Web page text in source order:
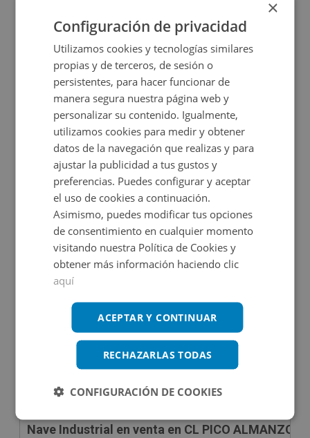
Nave Industrial en venta en CL ROSELLO DEL, -
Impuestos no incluidos
750.000€
4.768m2 7Hab.
CONDICIONES ESPECIALES
Nave Industrial en venta en CL PICO ALMANZOR,
×
Configuración de privacidad
Utilizamos cookies y tecnologías similares
propias y de terceros, de sesión o
persistentes, para hacer funcionar de
manera segura nuestra página web y
personalizar su contenido. Igualmente,
utilizamos cookies para medir y obtener
datos de la navegación que realizas y para
ajustar la publicidad a tus gustos y
preferencias. Puedes configurar y aceptar
el uso de cookies a continuación.
Asimismo, puedes modificar tus opciones
de consentimiento en cualquier momento
visitando nuestra Política de Cookies y
obtener más información haciendo clic
aquí
ACEPTAR Y CONTINUAR
RECHAZARLAS TODAS
CONFIGURACIÓN DE COOKIES